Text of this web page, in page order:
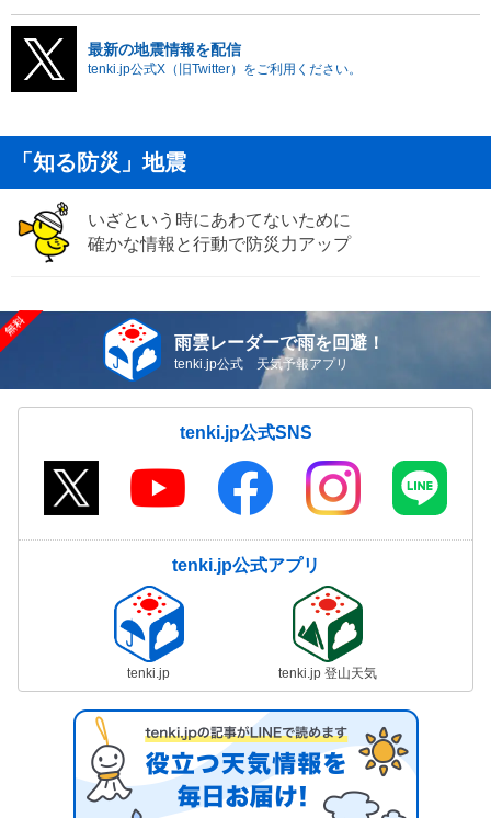
最新の地震情報を配信
tenki.jp公式X（旧Twitter）をご利用ください。
「知る防災」地震
いざという時にあわてないために
確かな情報と行動で防災力アップ
雨雲レーダーで雨を回避！
tenki.jp公式 天気予報アプリ
tenki.jp公式SNS
tenki.jp公式アプリ
tenki.jp tenki.jp 登山天気